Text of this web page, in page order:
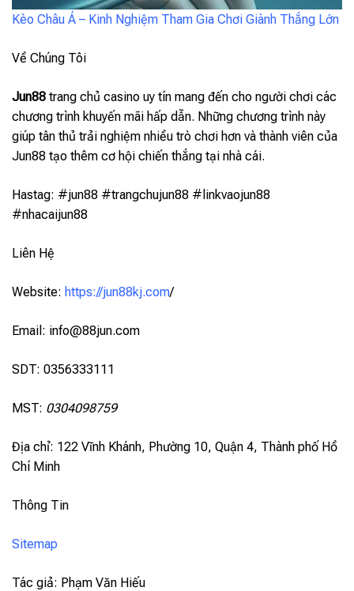
Kèo Châu Á – Kinh Nghiệm Tham Gia Chơi Giành Thắng Lớn
Về Chúng Tôi
Jun88 trang chủ casino uy tín mang đến cho người chơi các
chương trình khuyến mãi hấp dẫn. Những chương trình này
giúp tân thủ trải nghiệm nhiều trò chơi hơn và thành viên của
Jun88 tạo thêm cơ hội chiến thắng tại nhà cái.
Hastag: #jun88 #trangchujun88 #linkvaojun88
#nhacaijun88
Liên Hệ
Website: https://jun88kj.com/
Email: info@88jun.com
SDT: 0356333111
MST: 0304098759
Địa chỉ: 122 Vĩnh Khánh, Phường 10, Quận 4, Thành phố Hồ
Chí Minh
Thông Tin
Sitemap
Tác giả: Phạm Văn Hiếu